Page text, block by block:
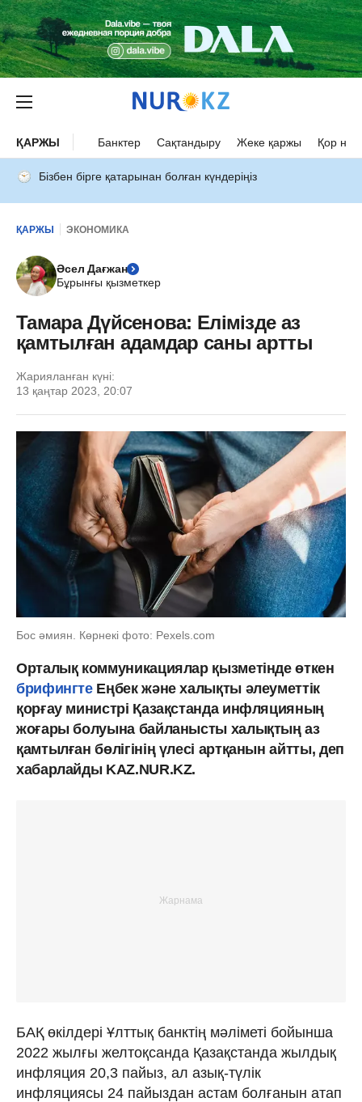
ҚАРЖЫ Банктер Сақтандыру Жеке қаржы Қор
Бізбен бірге қатарынан болған күндеріңіз
ҚАРЖЫ ЭКОНОМИКА
Әсел Дағжан
Бұрынғы қызметкер
Тамара Дүйсенова: Елімізде аз
қамтылған адамдар саны артты
Жарияланған күні:
13 қаңтар 2023, 20:07
Бос әмиян. Көрнекі фото: Рexels.com
Орталық коммуникациялар қызметінде өткен
брифингтеЕңбек және халықты әлеуметтік
қорғау министрі Қазақстанда инфляцияның
жоғары болуына байланысты халықтың аз
қамтылған бөлігінің үлесі артқанын айтты, деп
хабарлайды KAZ.NUR.KZ.
БАҚ өкілдері Ұлттық банктің мәліметі бойынша
2022 жылғы желтоқсанда Қазақстанда жылдық
инфляция 20,3 пайыз, ал азық-түлік
инфляциясы 24 пайыздан астам болғанын атап